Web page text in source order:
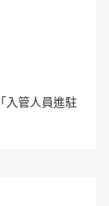
入管人員進駐